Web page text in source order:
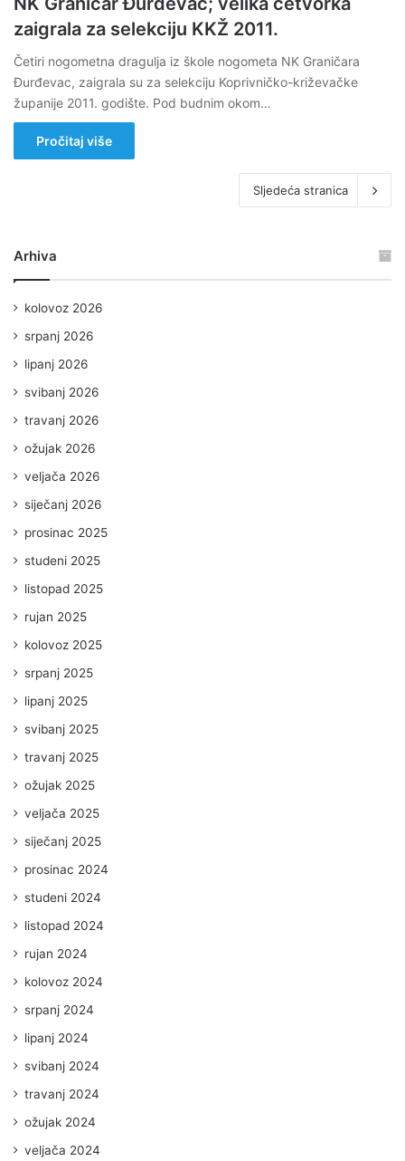
zaigrala za selekciju KKŽ 2011.
Četiri nogometna dragulja iz škole nogometa NK Graničara
Đurđevac, zaigrala su za selekciju Koprivničko-križevačke
županije 2011. godište. Pod budnim okom…
Pročitaj više
Sljedeća stranica
Arhiva
kolovoz 2026
srpanj 2026
lipanj 2026
svibanj 2026
travanj 2026
ožujak 2026
veljača 2026
siječanj 2026
prosinac 2025
studeni 2025
listopad 2025
rujan 2025
kolovoz 2025
srpanj 2025
lipanj 2025
svibanj 2025
travanj 2025
ožujak 2025
veljača 2025
siječanj 2025
prosinac 2024
studeni 2024
listopad 2024
rujan 2024
kolovoz 2024
srpanj 2024
lipanj 2024
svibanj 2024
travanj 2024
ožujak 2024
veljača 2024